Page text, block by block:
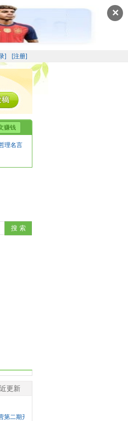
✕
] [注册]
赚钱
理名言
更新
二期开始啦